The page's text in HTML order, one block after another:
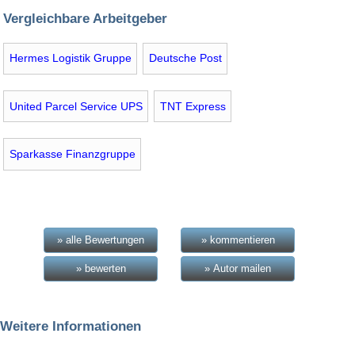
Vergleichbare Arbeitgeber
Hermes Logistik Gruppe Deutsche Post
United Parcel Service UPS TNT Express
Sparkasse Finanzgruppe
» alle Bewertungen » kommentieren
» bewerten » Autor mailen
Weitere Informationen